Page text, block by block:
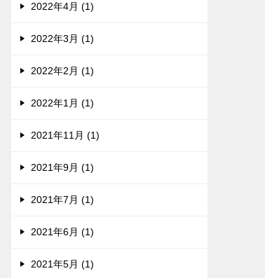
2022年4月 (1)
2022年3月 (1)
2022年2月 (1)
2022年1月 (1)
2021年11月 (1)
2021年9月 (1)
2021年7月 (1)
2021年6月 (1)
2021年5月 (1)